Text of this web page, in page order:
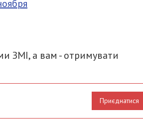
ЗМІ, а вам - отримувати
Приєднатися